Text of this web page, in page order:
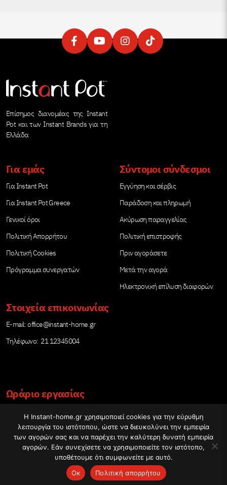
Επίσημος διανομέας της Instant
Pot και των Instant Brands για τη
Ελλάδα
Για εμάς
Για Instant Pot
Για Instant Pot Greece
Γενικοί όροι
Πολιτική Απορρήτου
Πολιτική Cookies
Πρόγραμμα συνεργατών
Σύντομοι σύνδεσμοι
Εγγύηση και σέρβις
Παράδοση και πληρωμή
Ακύρωση παραγγελίας
Πολιτική επιστροφής
Πριν αγοράσετε
Μετά την αγορά
Ηλεκτρονική επίλυση διαφορών
Στοιχεία επικοινωνίας
Е-mail:office@instant-home.gr
Τηλέφωνο: 21 12345004
Ωράριο εργασίας
Copyright © 2020 - 2026 www.Instant-Home.gr | Πολυλειτουργικές
συσκευές για μαγείρεμα υπό πίεση.
Η Instant-home.gr χρησιμοποιεί cookies για την εύρυθμη
λειτουργία του ιστότοπου, ώστε να διευκολύνει την εμπειρία
των αγορών σας και να παρέχει την καλύτερη δυνατή εμπειρία
αγορών. Εάν συνεχίσετε να χρησιμοποιείτε τον ιστότοπο,
υποθέτουμε ότι συμφωνείτε με αυτό.
Ок
Πολιτική απορρήτου